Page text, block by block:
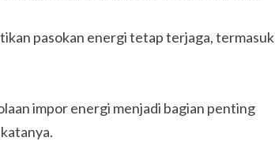
pasokan energi tetap terjaga, termasuk
impor energi menjadi bagian penting